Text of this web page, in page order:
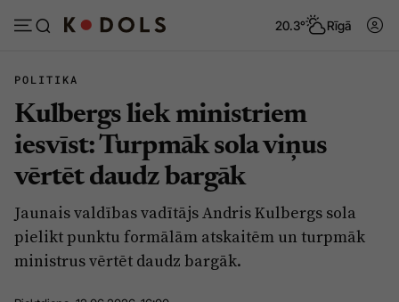
20.3° Rīgā
Abonēt Pieslēgties
Ziņas
Politika
Pašvaldības
Tēmas
Viedokļi
Dzīve un ticība
POLITIKA
Kulbergs liek ministriem
iesvīst: Turpmāk sola viņus
vērtēt daudz bargāk
Jaunais valdības vadītājs Andris Kulbergs sola
pielikt punktu formālām atskaitēm un turpmāk
ministrus vērtēt daudz bargāk.